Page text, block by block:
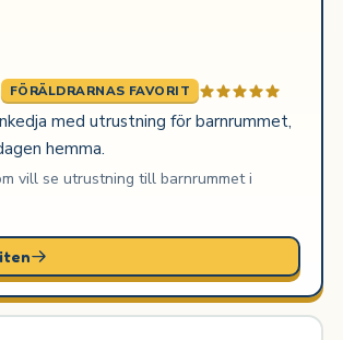
FÖRÄLDRARNAS FAVORIT
med utrustning för barnrummet,
hemma.
vill se utrustning till barnrummet i